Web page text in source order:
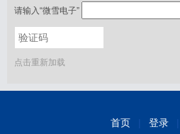
请输入“微雪电子”
点击重新加载
首页 登录